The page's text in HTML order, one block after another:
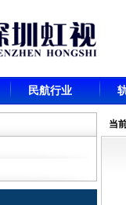
民航行业
当